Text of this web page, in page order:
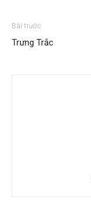
Bài trước
Trưng Trắc